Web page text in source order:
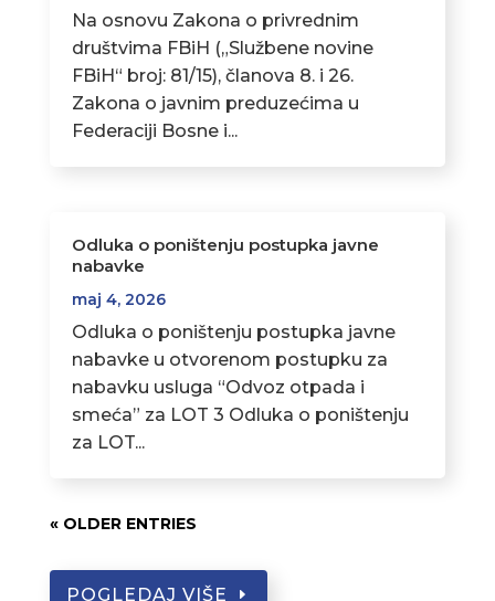
Na osnovu Zakona o privrednim
društvima FBiH („Službene novine
FBiH“ broj: 81/15), članova 8. i 26.
Zakona o javnim preduzećima u
Federaciji Bosne i...
Odluka o poništenju postupka javne
nabavke
maj 4, 2026
Odluka o poništenju postupka javne
nabavke u otvorenom postupku za
nabavku usluga “Odvoz otpada i
smeća” za LOT 3 Odluka o poništenju
za LOT...
« OLDER ENTRIES
POGLEDAJ VIŠE